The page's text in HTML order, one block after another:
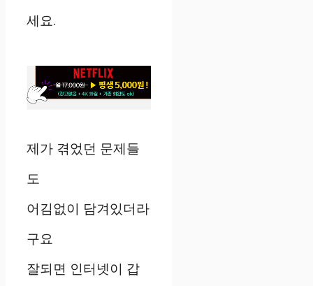
세요.
제가 겪었던 문제들
도
어김없이 담겨있더라
구요
잘되면 인터넷이 갑